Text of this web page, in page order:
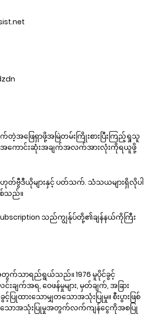
တဲ့အဖြေရှာဖို့အမြဲတမ်းကြိုးစားပြီးကြည့်ရှုသူ
ရာအကောင်းဆုံးအချက်အလက်အားလုံးကိုရယူဖို့
တ်ဗွီဒီယိုများနှင့် ပတ်သက်. သံသယများရှိလိုပါ
စ်သည်။
သည်ကျွန်ုပ်တို့၏ချန်နယ်ကိုကြီး
က်သာရည်ရွယ်သည်။ 1976 မူပိုင်ခွင့်
းချက်အရ, ဝေဖန်မှုများ, မှတ်ချက်, အခြား
ြုထားသောမျှတသောအသုံးပြုမှု။ စီးပွားဖြစ်
သောအသုံးပြုမှုအတွက်လက်ကျန်ငွေကိုအစပြု